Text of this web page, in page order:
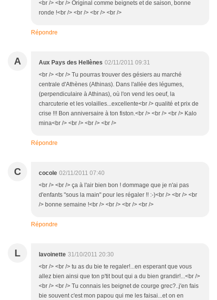
<br /> <br /> Original comme beignets et de saison, bonne
ronde !<br /> <br /> <br /> <br />
Répondre
A Aux Pays des Hellènes 02/11/2011 09:31
<br /> <br /> Tu pourras trouver des gésiers au marché
centrale d'Athènes (Athinas). Dans l'allée des légumes,
(perpendiculaire à Athinas), où l'on vend les oeuf, la
charcuterie et les volailles...excellente<br /> qualité et prix de
crise !!! Bon anniversaire à ton fiston.<br /> <br /> <br /> Kalo
mina<br /> <br /> <br /> <br />
Répondre
C cocole 02/11/2011 07:40
<br /> <br /> ça à l'air bien bon ! dommage que je n'ai pas
d'enfants "sous la main" pour les régaler !! :-)<br /> <br /> <br
/> bonne semaine !<br /> <br /> <br /> <br />
Répondre
L lavoinette 31/10/2011 20:30
<br /> <br /> tu as du bie te regaler!...en esperant que vous
allez bien ainsi que ton p'tit bout qui a du bien grandir!...<br />
<br /> <br /> Tu connais les beignet de courge grec?..j'en fais
bie souvent c'est mon papou qui me les faisai...et on en